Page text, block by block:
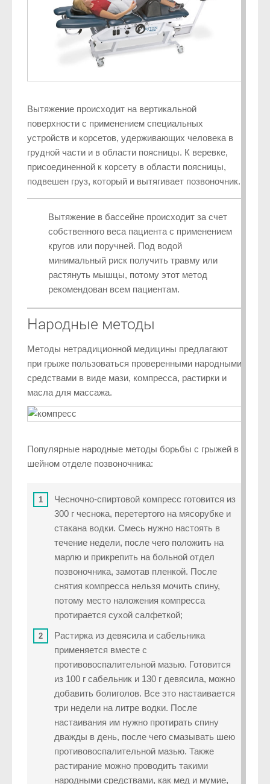
Вытяжение происходит на вертикальной
поверхности с применением специальных
устройств и корсетов, удерживающих человека в
грудной части и в области поясницы. К веревке,
присоединенной к корсету в области поясницы,
подвешен груз, который и вытягивает позвоночник.
Вытяжение в бассейне происходит за счет
собственного веса пациента с применением
кругов или поручней. Под водой
минимальный риск получить травму или
растянуть мышцы, потому этот метод
рекомендован всем пациентам.
Народные методы
Методы нетрадиционной медицины предлагают
при грыже пользоваться проверенными народными
средствами в виде мази, компресса, растирки и
масла для массажа.
Популярные народные методы борьбы с грыжей в
шейном отделе позвоночника:
Чесночно-спиртовой компресс готовится из
300 г чеснока, перетертого на мясорубке и
стакана водки. Смесь нужно настоять в
течение недели, после чего положить на
марлю и прикрепить на больной отдел
позвоночника, замотав пленкой. После
снятия компресса нельзя мочить спину,
потому место наложения компресса
протирается сухой салфеткой;
Растирка из девясила и сабельника
применяется вместе с
противовоспалительной мазью. Готовится
из 100 г сабельник и 130 г девясила, можно
добавить болиголов. Все это настаивается
три недели на литре водки. После
настаивания им нужно протирать спину
дважды в день, после чего смазывать шею
противовоспалительной мазью. Также
растирание можно проводить такими
народными средствами, как мед и мумие,